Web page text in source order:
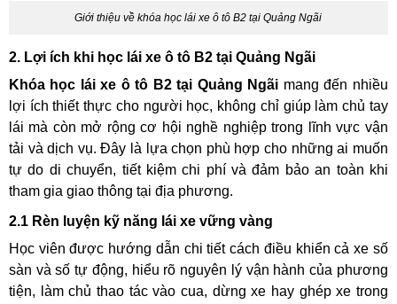
Giới thiệu về khóa học lái xe ô tô B2 tại Quảng Ngãi
2. Lợi ích khi học lái xe ô tô B2 tại Quảng Ngãi
Khóa học lái xe ô tô B2 tại Quảng Ngãi mang đến nhiều
lợi ích thiết thực cho người học, không chỉ giúp làm chủ tay
lái mà còn mở rộng cơ hội nghề nghiệp trong lĩnh vực vận
tải và dịch vụ. Đây là lựa chọn phù hợp cho những ai muốn
tự do di chuyển, tiết kiệm chi phí và đảm bảo an toàn khi
tham gia giao thông tại địa phương.
2.1 Rèn luyện kỹ năng lái xe vững vàng
Học viên được hướng dẫn chi tiết cách điều khiển cả xe số
sàn và số tự động, hiểu rõ nguyên lý vận hành của phương
tiện, làm chủ thao tác vào cua, dừng xe hay ghép xe trong